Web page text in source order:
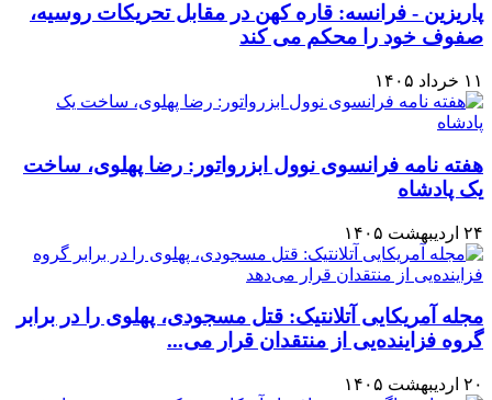
پاریزین - فرانسه: قاره کهن در مقابل تحریکات روسیه،
صفوف خود را محکم می کند
۱۱ خرداد ۱۴۰۵
هفته نامه فرانسوی نوول ابزرواتور: رضا پهلوی، ساخت
یک پادشاه
۲۴ اردیبهشت ۱۴۰۵
مجله آمریکایی آتلانتیک: قتل مسجودی، پهلوی را در برابر
گروه فزاینده‌یی از منتقدان قرار می‌...
۲۰ اردیبهشت ۱۴۰۵